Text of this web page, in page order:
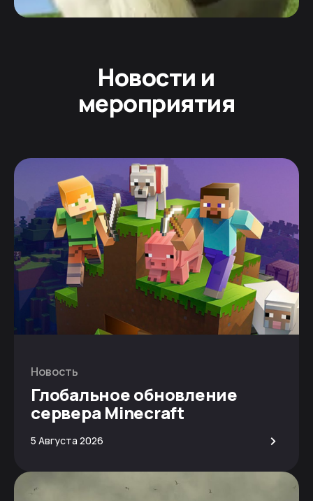
Новости и
мероприятия
Новость
Глобальное обновление
сервера Minecraft
5 Августа 2026 >